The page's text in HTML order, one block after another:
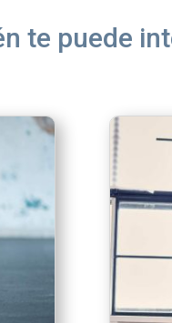
te puede